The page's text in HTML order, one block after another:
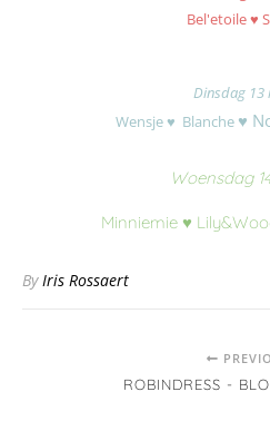
Bel'etoile♥
Dinsdag 13
Wensje♥ Blanche ♥
Woensdag
Minniemie ♥
By Iris Rossaert
ROBINDRESS -